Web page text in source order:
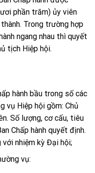
phần trăm) ủy viên
Trong trường hợp
ngang nhau thì quyết
tịch Hiệp hội.
hành bầu trong số các
vụ Hiệp hội gồm: Chủ
Số lượng, cơ cấu, tiêu
Chấp hành quyết định.
với nhiệm kỳ Đại hội;
vụ: